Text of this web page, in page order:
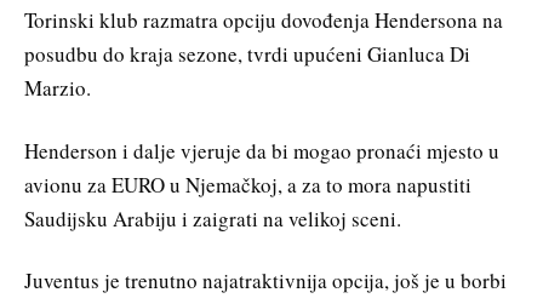
Torinski klub razmatra opciju dovođenja Hendersona na
posudbu do kraja sezone, tvrdi upućeni Gianluca Di
Marzio.
Henderson i dalje vjeruje da bi mogao pronaći mjesto u
avionu za EURO u Njemačkoj, a za to mora napustiti
Saudijsku Arabiju i zaigrati na velikoj sceni.
Juventus je trenutno najatraktivnija opcija, još je u borbi